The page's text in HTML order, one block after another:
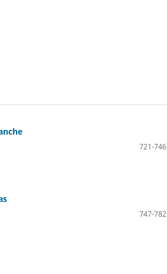
721-746
747-782